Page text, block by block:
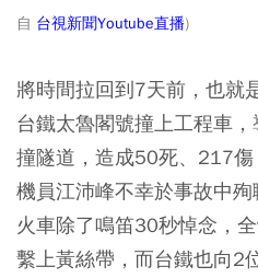
自 台視新聞Youtube直播)
將時間拉回到7天前，也就
台鐵太魯閣號撞上工程車
撞隧道，造成50死、217
機員江沛峰不幸於事故中
火車除了鳴笛30秒悼念，
繫上黃絲帶，而台鐵也向2